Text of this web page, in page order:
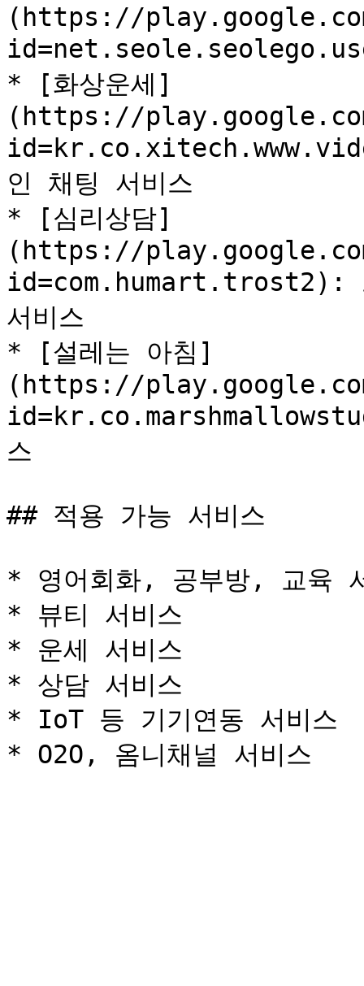
(https://
* [화상운세]
(https://
인 채팅 서비스
* [심리상담]
(https://
id=com.humart.trost2):
서비스
* [설레는 아침]
(https://
스
## 적용 가능 서비스
* 영어회화, 공부방, 교육
* 뷰티 서비스
* 운세 서비스
* 상담 서비스
* IoT 등 기기연동 서비스